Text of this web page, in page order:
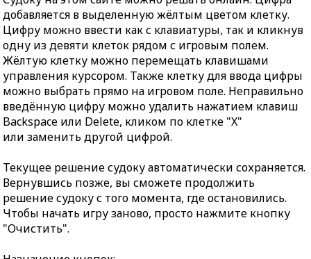
добавляется в выделенную жёлтым цветом клетку.
Цифру можно ввести как с клавиатуры, так и кликнув
одну из девяти клеток рядом с игровым полем.
Жёлтую клетку можно перемещать клавишами
управления курсором. Также клетку для ввода цифры
можно выбрать прямо на игровом поле. Неправильно
введённую цифру можно удалить нажатием клавиш
Backspace или Delete, кликом по клетке "X"
или заменить другой цифрой.
Текущее решение судоку автоматически сохраняется.
Вернувшись позже, вы сможете продолжить
решение судоку с того момента, где остановились.
Чтобы начать игру заново, просто нажмите кнопку
"Очистить".